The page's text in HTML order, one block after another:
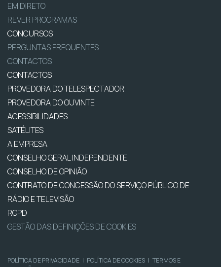
EM DIRETO
REVER PROGRAMAS
CONCURSOS
PERGUNTAS FREQUENTES
CONTACTOS
CONTACTOS
PROVEDORA DO TELESPECTADOR
PROVEDORA DO OUVINTE
ACESSIBILIDADES
SATÉLITES
A EMPRESA
CONSELHO GERAL INDEPENDENTE
CONSELHO DE OPINIÃO
CONTRATO DE CONCESSÃO DO SERVIÇO PÚBLICO DE
RÁDIO E TELEVISÃO
RGPD
GESTÃO DAS DEFINIÇÕES DE COOKIES
POLÍTICA DE PRIVACIDADE | POLÍTICA DE COOKIES | TERMOS E